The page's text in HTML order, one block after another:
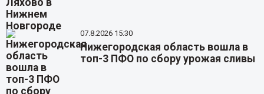
07.8.2026 15:30
Нижегородская область вошла в
топ-3 ПФО по сбору урожая сливы